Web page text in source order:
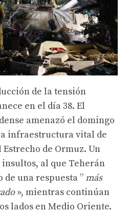
de la tensión
en el día 38. El
amenazó el domingo
infraestructura vital de
de Ormuz. Un
al que Teherán
una respuesta ”más
», mientras continúan
lados en Medio Oriente.